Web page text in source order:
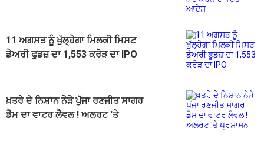
11 ਅਗਸਤ ਨੂੰ ਖੁੱਲ੍ਹੇਗਾ ਮਿਲਕੀ ਮਿਸਟ
ਡੇਅਰੀ ਫੂਡਜ਼ ਦਾ 1,553 ਕਰੋੜ ਦਾ IPO
ਖ਼ਤਰੇ ਦੇ ਨਿਸ਼ਾਨ ਨੇੜੇ ਪੁੱਜਾ ਰਣਜੀਤ ਸਾਗਰ
ਡੈਮ ਦਾ ਵਾਟਰ ਲੈਵਲ ! ਅਲਰਟ 'ਤੇ